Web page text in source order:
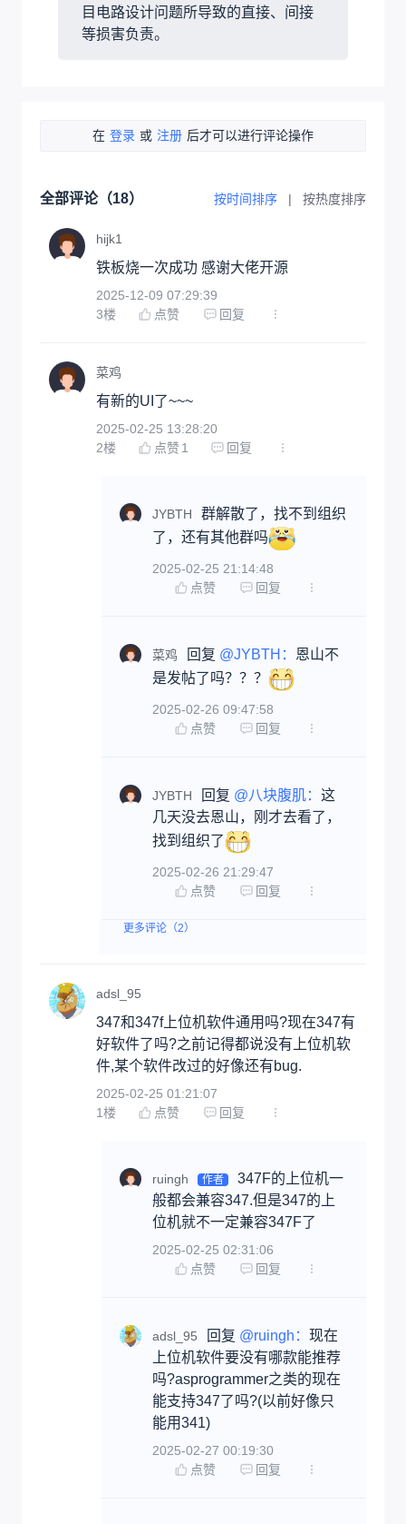
目电路设计问题所导致的直接、间接
等损害负责。
在 登录 或 注册 后才可以进行评论操作
全部评论（18） 按时间排序 | 按热度排序
hijk1
铁板烧一次成功 感谢大佬开源
2025-12-09 07:29:39
3楼 点赞 回复
菜鸡
有新的UI了~~~
2025-02-25 13:28:20
2楼 点赞 1 回复
JYBTH
群解散了，找不到组织
了，还有其他群吗
2025-02-25 21:14:48
点赞
回复
菜鸡 回复 @JYBTH： 恩山不
是发帖了吗？？？
2025-02-26 09:47:58
点赞
回复
JYBTH 回复 @八块腹肌： 这
几天没去恩山，刚才去看了，
找到组织了
2025-02-26 21:29:47
点赞
回复
更多评论（2）
adsl_95
347和347f上位机软件通用吗?现在347有
好软件了吗?之前记得都说没有上位机软
件,某个软件改过的好像还有bug.
2025-02-25 01:21:07
1楼 点赞 回复
ruingh 作者
347F的上位机一
般都会兼容347.但是347的上
位机就不一定兼容347F了
2025-02-25 02:31:06
点赞
回复
adsl_95 回复 @ruingh： 现在
上位机软件要没有哪款能推荐
吗?asprogrammer之类的现在
能支持347了吗?(以前好像只
能用341)
2025-02-27 00:19:30
点赞
回复